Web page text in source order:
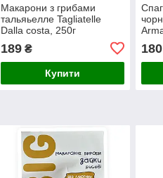
Макарони з грибами
тальяьелле Tagliatelle
Dalla costa, 250г
189₴
Купити
180